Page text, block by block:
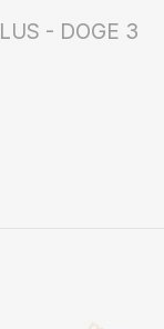
- DOGE 3